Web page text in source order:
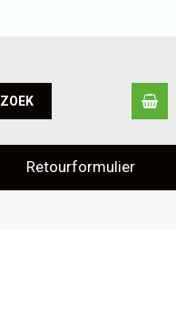
ZOEK
Retourformulier